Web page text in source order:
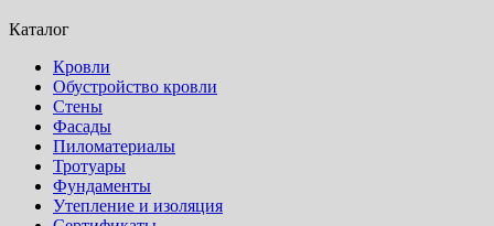
Каталог
Кровли
Обустройство кровли
Стены
Фасады
Пиломатериалы
Тротуары
Фундаменты
Утепление и изоляция